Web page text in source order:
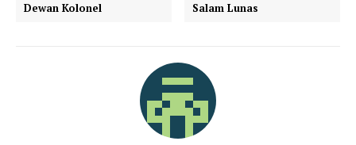
Dewan Kolonel Salam Lunas